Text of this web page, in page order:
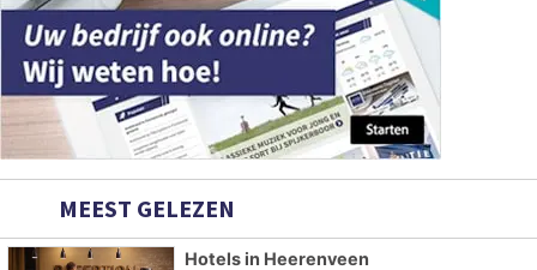
MEEST GELEZEN
Hotels in Heerenveen